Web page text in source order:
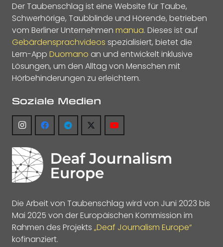
Der Taubenschlag ist eine Website für Taube,
Schwerhörige, Taubblinde und Hörende, betrieben
vom Berliner Unternehmen manua. Dieses ist auf
Gebärdensprachvideos spezialisiert, bietet die
Lern-App Duomano an und entwickelt inklusive
Lösungen, um den Alltag von Menschen mit
Hörbehinderungen zu erleichtern.
Soziale Medien
Die Arbeit von Taubenschlag wird von Juni 2023 bis
Mai 2025 von der Europäischen Kommission im
Rahmen des Projekts „Deaf Journalism Europe“
kofinanziert.